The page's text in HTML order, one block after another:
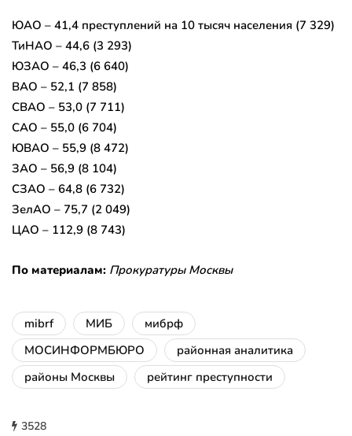
ЮАО – 41,4 преступлений на 10 тысяч населения (7 329)
ТиНАО – 44,6 (3 293)
ЮЗАО – 46,3 (6 640)
ВАО – 52,1 (7 858)
СВАО – 53,0 (7 711)
САО – 55,0 (6 704)
ЮВАО – 55,9 (8 472)
ЗАО – 56,9 (8 104)
СЗАО – 64,8 (6 732)
ЗелАО – 75,7 (2 049)
ЦАО – 112,9 (8 743)
По материалам: Прокуратуры Москвы
mibrf МИБ
мибрф
МОСИНФОРМБЮРО
районная аналитика
районы Москвы
рейтинг преступности
3528